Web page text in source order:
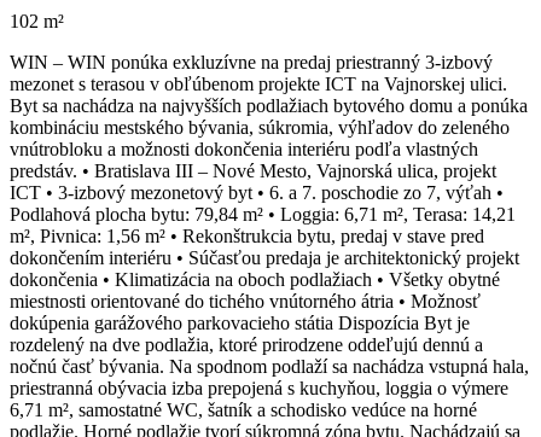
102 m²
WIN – WIN ponúka exkluzívne na predaj priestranný 3-izbový
mezonet s terasou v obľúbenom projekte ICT na Vajnorskej ulici.
Byt sa nachádza na najvyšších podlažiach bytového domu a ponúka
kombináciu mestského bývania, súkromia, výhľadov do zeleného
vnútrobloku a možnosti dokončenia interiéru podľa vlastných
predstáv. • Bratislava III – Nové Mesto, Vajnorská ulica, projekt
ICT • 3-izbový mezonetový byt • 6. a 7. poschodie zo 7, výťah •
Podlahová plocha bytu: 79,84 m² • Loggia: 6,71 m², Terasa: 14,21
m², Pivnica: 1,56 m² • Rekonštrukcia bytu, predaj v stave pred
dokončením interiéru • Súčasťou predaja je architektonický projekt
dokončenia • Klimatizácia na oboch podlažiach • Všetky obytné
miestnosti orientované do tichého vnútorného átria • Možnosť
dokúpenia garážového parkovacieho státia Dispozícia Byt je
rozdelený na dve podlažia, ktoré prirodzene oddeľujú dennú a
nočnú časť bývania. Na spodnom podlaží sa nachádza vstupná hala,
priestranná obývacia izba prepojená s kuchyňou, loggia o výmere
6,71 m², samostatné WC, šatník a schodisko vedúce na horné
podlažie. Horné podlažie tvorí súkromná zóna bytu. Nachádzajú sa